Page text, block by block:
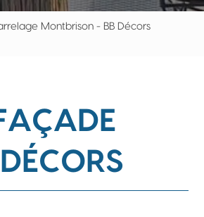
Montbrison - BB Décors